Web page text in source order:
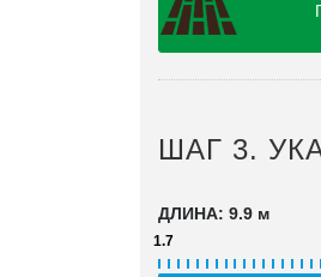
ШАГ 3.
ДЛИНА: 9.9 м
1.7